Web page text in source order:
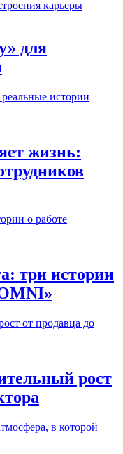
для
жизнь:
три истории
рост